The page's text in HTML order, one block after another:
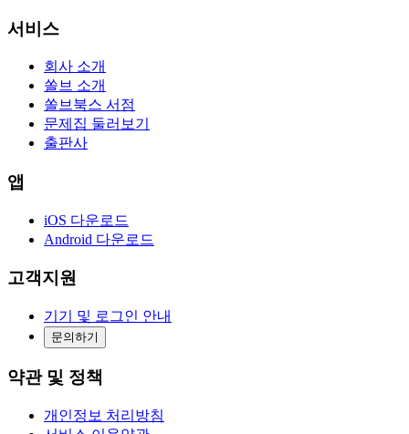
서비스
회사 소개
쏠브 소개
쏠브북스 서점
문제집 둘러보기
출판사
앱
iOS 다운로드
Android 다운로드
고객지원
기기 및 로그인 안내
문의하기
약관 및 정책
개인정보 처리방침